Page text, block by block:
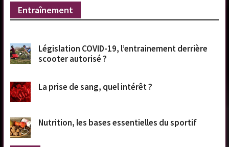
Entraînement
Législation COVID-19, l’entrainement derrière
scooter autorisé ?
La prise de sang, quel intérêt ?
Nutrition, les bases essentielles du sportif